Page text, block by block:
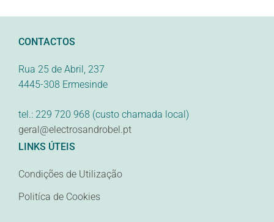
CONTACTOS
Rua 25 de Abril, 237
4445-308 Ermesinde
tel.: 229 720 968 (custo chamada local)
geral@electrosandrobel.pt
LINKS ÚTEIS
Condições de Utilização
Politíca de Cookies